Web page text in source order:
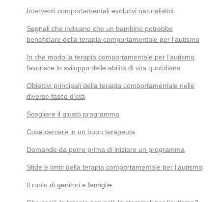
Interventi comportamentali evolutivi naturalistici
Segnali che indicano che un bambino potrebbe
beneficiare della terapia comportamentale per l’autismo
In che modo la terapia comportamentale per l’autismo
favorisce lo sviluppo delle abilità di vita quotidiana
Obiettivi principali della terapia comportamentale nelle
diverse fasce d’età
Scegliere il giusto programma
Cosa cercare in un buon terapeuta
Domande da porre prima di iniziare un programma
Sfide e limiti della terapia comportamentale per l’autismo
Il ruolo di genitori e famiglie